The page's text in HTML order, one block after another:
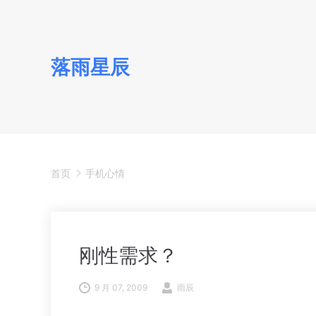
落雨星辰
首页 手机心情
刚性需求？
9 月 07, 2009 雨辰